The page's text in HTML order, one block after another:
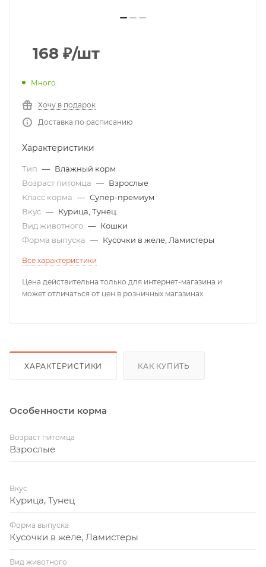
168 ₽/шт
Много
Хочу в подарок
Доставка по расписанию
Характеристики
Тип — Влажный корм
Возраст питомца — Взрослые
Класс корма — Супер-премиум
Вкус — Курица, Тунец
Вид животного — Кошки
Форма выпуска — Кусочки в желе, Ламистеры
Все характеристики
Цена действительна только для интернет-магазина и
может отличаться от цен в розничных магазинах
ХАРАКТЕРИСТИКИ КАК КУПИТЬ
Особенности корма
Возраст питомца
Взрослые
Вкус
Курица, Тунец
Форма выпуска
Кусочки в желе, Ламистеры
Вид животного